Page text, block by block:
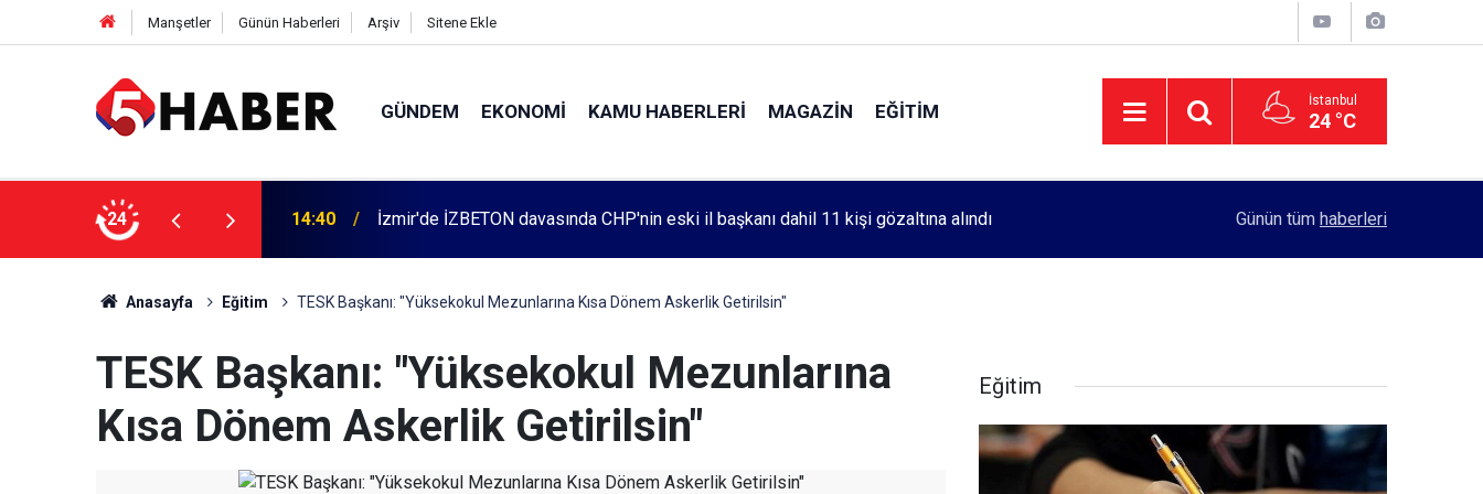
Manşetler Günün Haberleri Arşiv Sitene Ekle
GÜNDEM EKONOMI KAMU HABERLERI MAGAZIN EĞITIM İstanbul
24 °C
24
dahil 11 kişi gözaltına alındı 13:55 Cumartesi anneleri 1083. haftada Mehmet Özdemir için adalet aradı Rektörlük, kadın öğrencilerin güvenliği için
Günün tüm haberleri
Anasayfa Eğitim TESK Başkanı: "Yüksekokul Mezunlarına Kısa Dönem Askerlik Getirilsin"
TESK Başkanı: "Yüksekokul Mezunlarına
Kısa Dönem Askerlik Getirilsin"
Eğitim